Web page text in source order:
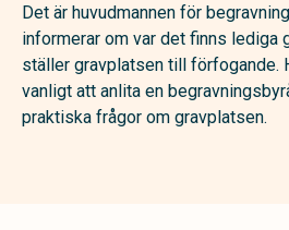
Det är huvudmannen för
informerar om var det finns lediga
ställer gravplatsen till förfogande.
vanligt att anlita en
praktiska frågor om gravplatsen.